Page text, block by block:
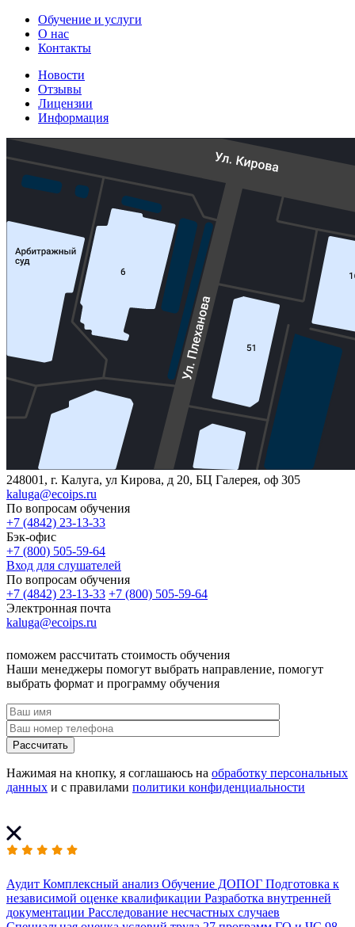
Обучение и услуги
О нас
Контакты
Новости
Отзывы
Лицензии
Информация
248001, г. Калуга, ул Кирова, д 20, БЦ Галерея, оф 305
kaluga@ecoips.ru
По вопросам обучения
+7 (4842) 23-13-33
Бэк-офис
+7 (800) 505-59-64
Вход для слушателей
По вопросам обучения
+7 (4842) 23-13-33 +7 (800) 505-59-64
Электронная почта
kaluga@ecoips.ru
поможем рассчитать стоимость обучения
Наши менеджеры помогут выбрать направление, помогут
выбрать формат и программу обучения
Рассчитать
Нажимая на кнопку, я соглашаюсь на обработку персональных
данных и с правилами политики конфиденциальности
Аудит Комплексный анализ Обучение ДОПОГ Подготовка к
независимой оценке квалификации Разработка внутренней
документации Расследование несчастных случаев